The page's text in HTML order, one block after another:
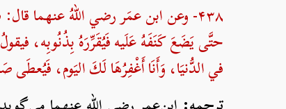
۴۳۸- وعن ابن عمَر رضي اللهُ عنهما
حتَّى يَضَعَ كَنَفَهُ عَلَيه فَيُقَرِّرَهُ بِذُنُوبِه،
في الدُّنيَا، وَأَنَا أَغْفِرُهَا لَكَ اليَوم،